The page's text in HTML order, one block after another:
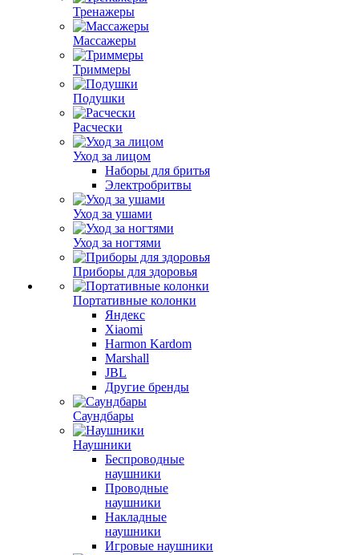
Тренажеры
Массажеры
Триммеры
Подушки
Расчески
Уход за лицом
Наборы для бритья
Электробритвы
Уход за ушами
Уход за ногтями
Приборы для здоровья
Портативные колонки
Яндекс
Xiaomi
Harmon Kardom
Marshall
JBL
Другие бренды
Саундбары
Наушники
Беспроводные
наушники
Проводные
наушники
Накладные
наушники
Игровые наушники